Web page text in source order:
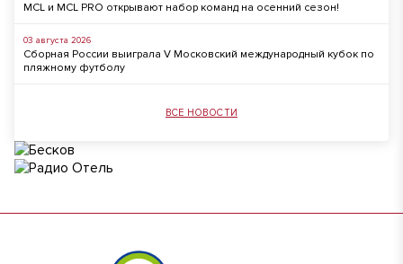
MCL и MCL PRO открывают набор команд на осенний сезон!
03 августа 2026
Сборная России выиграла V Московский международный кубок по
пляжному футболу
ВСЕ НОВОСТИ